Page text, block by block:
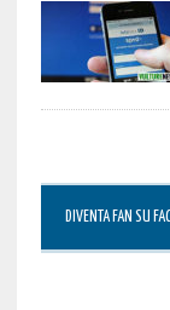
DIVENTA FAN SU